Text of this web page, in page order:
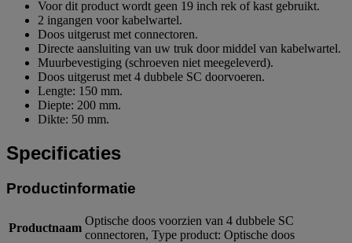
Voor dit product wordt geen 19 inch rek of kast gebruikt.
2 ingangen voor kabelwartel.
Doos uitgerust met connectoren.
Directe aansluiting van uw truk door middel van kabelwartel.
Muurbevestiging (schroeven niet meegeleverd).
Doos uitgerust met 4 dubbele SC doorvoeren.
Lengte: 150 mm.
Diepte: 200 mm.
Dikte: 50 mm.
Specificaties
Productinformatie
Productnaam
Optische doos voorzien van 4 dubbele SC
connectoren, Type product: Optische doos